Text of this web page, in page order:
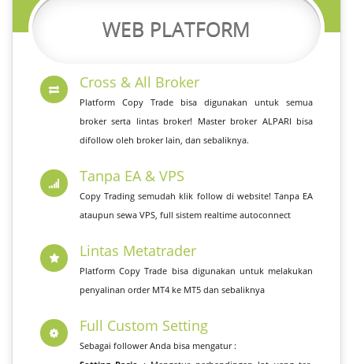
WEB PLATFORM
Cross & All Broker
Platform Copy Trade bisa digunakan untuk semua
broker serta lintas broker! Master broker ALPARI bisa
difollow oleh broker lain, dan sebaliknya.
Tanpa EA & VPS
Copy Trading semudah klik follow di website! Tanpa EA
ataupun sewa VPS, full sistem realtime autoconnect
Lintas Metatrader
Platform Copy Trade bisa digunakan untuk melakukan
penyalinan order MT4 ke MT5 dan sebaliknya
Full Custom Setting
Sebagai follower Anda bisa mengatur :